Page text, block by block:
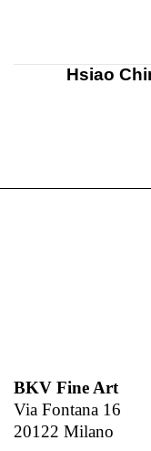
Hsiao
BKV Fine Art
Via Fontana 16
20122 Milano